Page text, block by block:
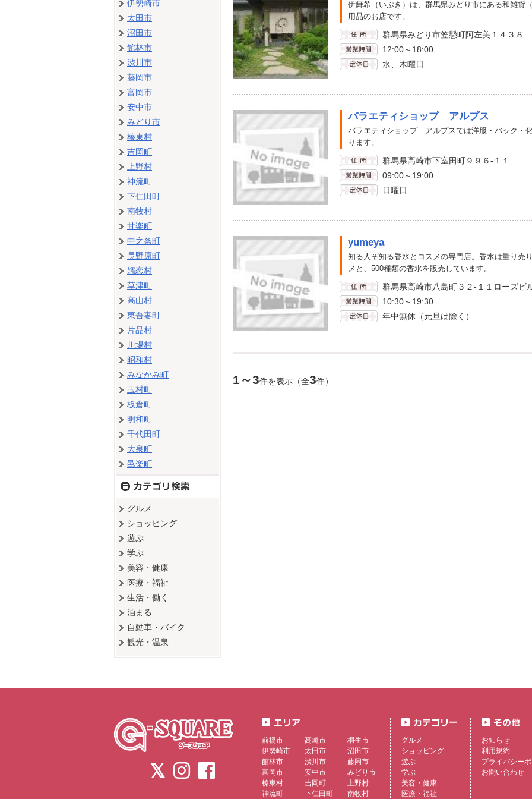
伊舞希（いぶき）は、群馬県みどり市にある和雑貨
用品のお店です。
群馬県みどり市笠懸町阿左美１４３８
12:00～18:00
水、木曜日
バラエティショップ アルプス
バラエティショップ アルプスでは洋服・バック・
ります。
群馬県高崎市下室田町９９６-１１
09:00～19:00
日曜日
yumeya
知る人ぞ知る香水とコスメの専門店。香水は量り売
メと、500種類の香水を販売しています。
群馬県高崎市八島町３２-１１ローズビ
10:30～19:30
年中無休（元旦は除く）
1～3件を表示（全3件）
伊勢崎市
太田市
沼田市
館林市
渋川市
藤岡市
富岡市
安中市
みどり市
榛東村
吉岡町
上野村
神流町
下仁田町
南牧村
甘楽町
中之条町
長野原町
嬬恋村
草津町
高山村
東吾妻町
片品村
川場村
昭和村
みなかみ町
玉村町
板倉町
明和町
千代田町
大泉町
邑楽町
グルメ
ショッピング
遊ぶ
学ぶ
美容・健康
医療・福祉
生活・働く
泊まる
自動車・バイク
観光・温泉
前橋市 高崎市
桐生市
伊勢崎市
太田市
沼田市
館林市
渋川市
藤岡市
富岡市
安中市
みどり市
榛東村
吉岡町
上野村
神流町
下仁田町 南牧村
グルメ
ショッピング
遊ぶ
学ぶ
美容・健康
医療・福祉
お知らせ
利用規約
プライバシー
お問い合わせ